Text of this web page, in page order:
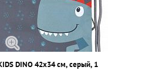
DINO 42x34 см, серый, 1